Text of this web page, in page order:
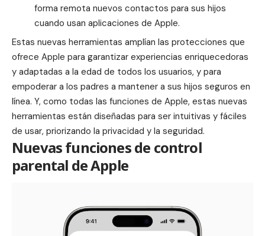
forma remota nuevos contactos para sus hijos
cuando usan aplicaciones de Apple.
Estas nuevas herramientas amplían las protecciones que
ofrece Apple para garantizar experiencias enriquecedoras
y adaptadas a la edad de todos los usuarios, y para
empoderar a los padres a mantener a sus hijos seguros en
línea. Y, como todas las funciones de Apple, estas nuevas
herramientas están diseñadas para ser intuitivas y fáciles
de usar, priorizando la privacidad y la seguridad.
Nuevas funciones de control
parental de Apple